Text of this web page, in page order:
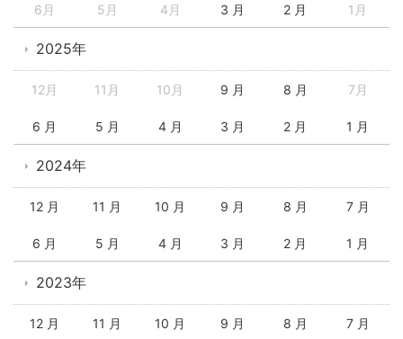
6月 5月 4月 3 月 2 月 1月
2025年
12月 11月 10月 9 月 8 月 7月
6 月 5 月 4 月 3 月 2 月 1 月
2024年
12 月 11 月 10 月 9 月 8 月 7 月
6 月 5 月 4 月 3 月 2 月 1 月
2023年
12 月 11 月 10 月 9 月 8 月 7 月